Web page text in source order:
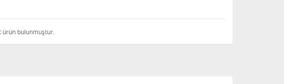
ürün bulunmuştur.